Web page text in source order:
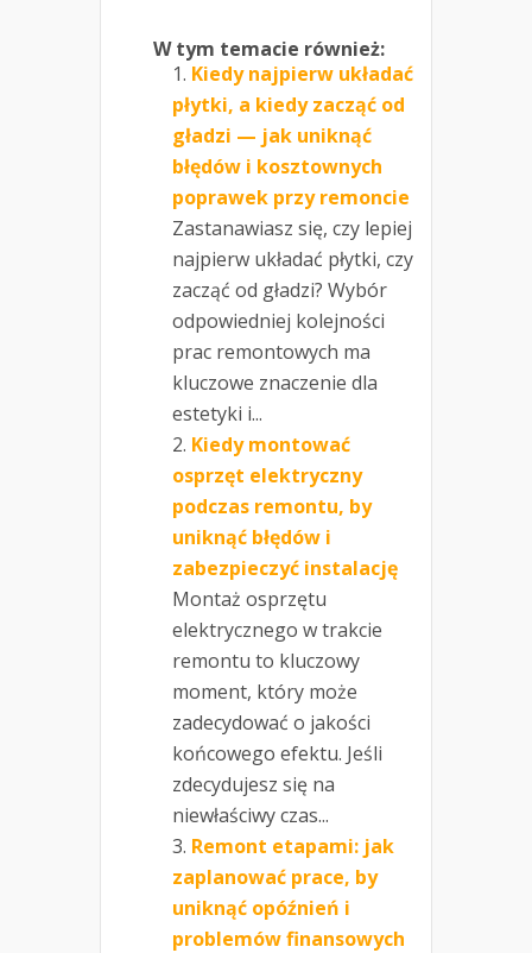
W tym temacie również:
Kiedy najpierw układać
płytki, a kiedy zacząć od
gładzi — jak uniknąć
błędów i kosztownych
poprawek przy remoncie
Zastanawiasz się, czy lepiej
najpierw układać płytki, czy
zacząć od gładzi? Wybór
odpowiedniej kolejności
prac remontowych ma
kluczowe znaczenie dla
estetyki i...
Kiedy montować
osprzęt elektryczny
podczas remontu, by
uniknąć błędów i
zabezpieczyć instalację
Montaż osprzętu
elektrycznego w trakcie
remontu to kluczowy
moment, który może
zadecydować o jakości
końcowego efektu. Jeśli
zdecydujesz się na
niewłaściwy czas...
Remont etapami: jak
zaplanować prace, by
uniknąć opóźnień i
problemów finansowych